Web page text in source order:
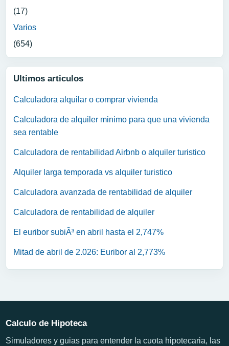
(17)
Varios
(654)
Ultimos articulos
Calculadora alquilar o comprar vivienda
Calculadora de alquiler minimo para que una vivienda
sea rentable
Calculadora de rentabilidad Airbnb o alquiler turistico
Alquiler larga temporada vs alquiler turistico
Calculadora avanzada de rentabilidad de alquiler
Calculadora de rentabilidad de alquiler
El euribor subiÃ³ en abril hasta el 2,747%
Mitad de abril de 2.026: Euribor al 2,773%
Calculo de Hipoteca
Simuladores y guias para entender la cuota hipotecaria, las